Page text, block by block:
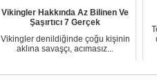
Vikingler Hakkında Az Bilinen Ve
Şaşırtıcı 7 Gerçek
Vikingler denildiğinde çoğu kişinin
aklına savaşçı, acımasız...